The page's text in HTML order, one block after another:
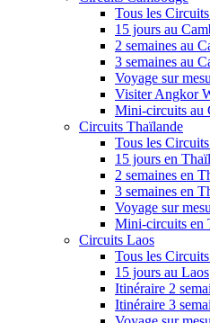
Tous les
15 jours au
2 semaines au
3 semaines au
Voyage sur
Visiter Angkor
Mini-circuits au
Circuits Thaïlande
Tous les
15 jours en
2 semaines en
3 semaines en
Voyage sur
Mini-circuits en
Circuits Laos
Tous les
15 jours au Laos
Itinéraire 2
Itinéraire 3